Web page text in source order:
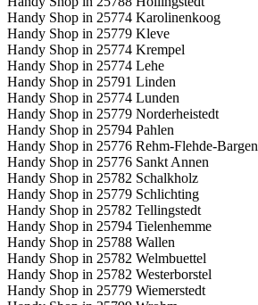
Handy Shop in 25774 Karolinenkoog
Handy Shop in 25779 Kleve
Handy Shop in 25774 Krempel
Handy Shop in 25774 Lehe
Handy Shop in 25791 Linden
Handy Shop in 25774 Lunden
Handy Shop in 25779 Norderheistedt
Handy Shop in 25794 Pahlen
Handy Shop in 25776 Rehm-Flehde-Bargen
Handy Shop in 25776 Sankt Annen
Handy Shop in 25782 Schalkholz
Handy Shop in 25779 Schlichting
Handy Shop in 25782 Tellingstedt
Handy Shop in 25794 Tielenhemme
Handy Shop in 25788 Wallen
Handy Shop in 25782 Welmbuettel
Handy Shop in 25782 Westerborstel
Handy Shop in 25779 Wiemerstedt